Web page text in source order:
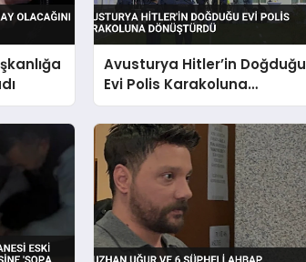
Avusturya Hitler’in Doğduğu
Evi Polis Karakoluna
Dönüştürdü